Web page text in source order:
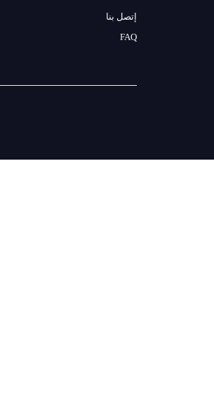
إتصل بنا
FAQ